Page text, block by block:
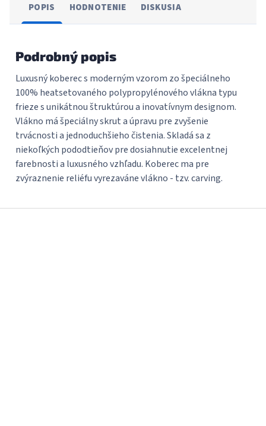
POPIS HODNOTENIE DISKUSIA
Podrobný popis
Luxusný koberec s moderným vzorom zo špeciálneho
100% heatsetovaného polypropylénového vlákna typu
frieze s unikátnou štruktúrou a inovatívnym designom.
Vlákno má špeciálny skrut a úpravu pre zvyšenie
trvácnosti a jednoduchšieho čistenia. Skladá sa z
niekoľkých pododtieňov pre dosiahnutie excelentnej
farebnosti a luxusného vzhľadu. Koberec ma pre
zvýraznenie reliéfu vyrezaváne vlákno - tzv. carving.